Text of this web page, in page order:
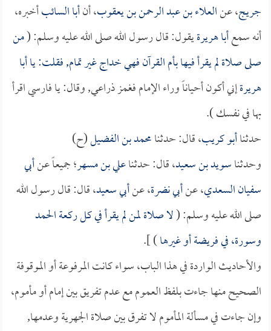
جريج، عنالعلاء بن عبد الرحمن بن يعقوب، أنأبا السائبأخبره،
أنه سمعأبا هريرةيقول: قال رسول الله صلى الله عليه وسلم: (من
صلى صلاة لم يقرأ فيها بأم القرآن فهي خداج غير تمام, فقلت: ياأبا
هريرةإني أكون أحياناً وراء الإمام فغمز ذراعي, وقال: يا فارسي اقرأ
بها في نفسك ).
حدثناأبو كريب، قال: حدثنامحمد بن الفضيل(ح)
وحدثناسويد بن سعيد، قال: حدثناعلي بن مسهر؛ جميعاً عنأبي
سفيان السعدي، عنأبي نضرة، عنأبي سعيد، قال: قال رسول الله
صلى الله عليه وسلم: (لا صلاة لمن لم يقرأ في كل ركعة الحمد
وسورة، في فريضة أو غيرها) ].
والأحاديث الواردة في هذا الباب، سواء كانت المرفوعة أو الموقوفة
الصحيح منها جاءت بلفظ العموم مع عدم تفريق بين إمام أو مأموم،
وإن جاءت في مسألة المأموم لا تفرق بين صلاة الجهرية وعدمها,